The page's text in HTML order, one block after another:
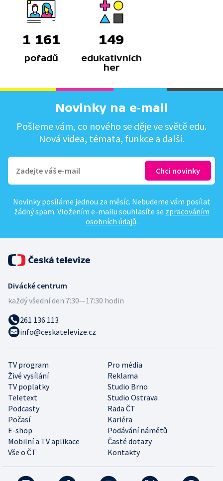
1 161
pořadů
149
edukativních
her
Novinky na e-mail
Pošleme vám, co nového se děje ve světě edu.
Nová videa, témata, funkce a další.
Novinky posíláme jednou za měsíc. Nebudeme vám posílat
žádný spam. Vložením e-mailu souhlasíte se zpracováním
osobních údajů.